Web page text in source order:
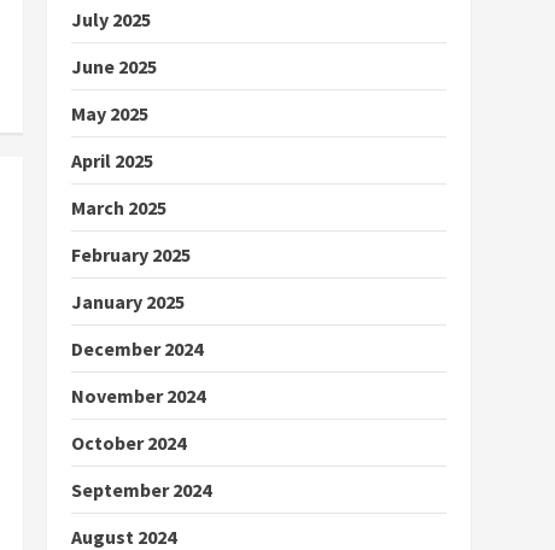
July 2025
June 2025
May 2025
April 2025
March 2025
February 2025
January 2025
December 2024
November 2024
October 2024
September 2024
August 2024